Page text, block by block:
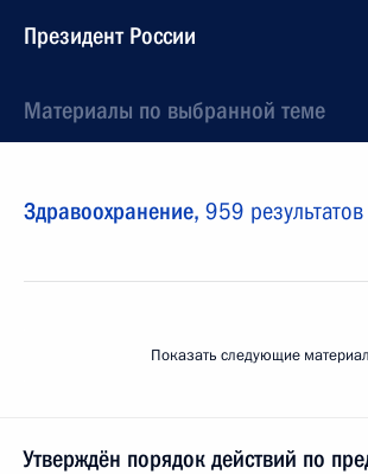
Президент России
Материалы по выбранной теме
Здравоохранение, 959 результатов
Показать следующие
Утверждён порядок действий по